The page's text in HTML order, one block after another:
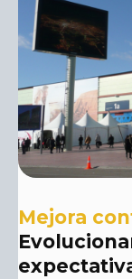
Mejora